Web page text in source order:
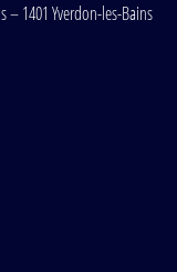
1401 Yverdon-les-Bains